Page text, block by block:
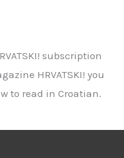
subscription
HRVATSKI! you
to read in Croatian.